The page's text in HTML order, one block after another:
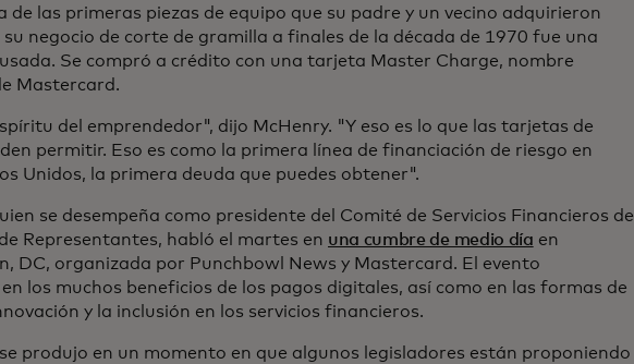
de las primeras piezas de equipo que su padre y un vecino adquirieron
negocio de corte de gramilla a finales de la década de 1970 fue una
Se compró a crédito con una tarjeta Master Charge, nombre
Mastercard.
del emprendedor", dijo McHenry. "Y eso es lo que las tarjetas de
permitir. Eso es como la primera línea de financiación de riesgo en
Unidos, la primera deuda que puedes obtener".
se desempeña como presidente del Comité de Servicios Financieros de
Representantes, habló el martes en una cumbre de medio día en
DC, organizada por Punchbowl News y Mastercard. El evento
los muchos beneficios de los pagos digitales, así como en las formas de
y la inclusión en los servicios financieros.
produjo en un momento en que algunos legisladores están proponiendo